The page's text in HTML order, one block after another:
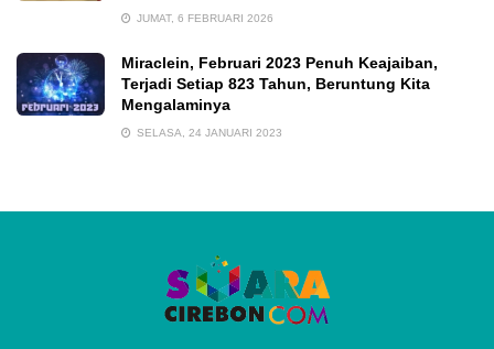
JUMAT, 6 FEBRUARI 2026
Miraclein, Februari 2023 Penuh Keajaiban,
Terjadi Setiap 823 Tahun, Beruntung Kita
Mengalaminya
SELASA, 24 JANUARI 2023